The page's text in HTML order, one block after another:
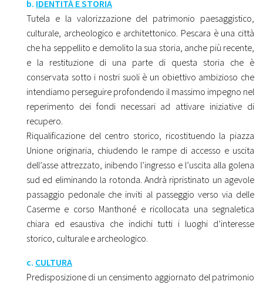
b. IDENTITÀ E STORIA
Tutela e la valorizzazione del patrimonio paesaggistico,
culturale, archeologico e architettonico. Pescara è una città
che ha seppellito e demolito la sua storia, anche più recente,
e la restituzione di una parte di questa storia che è
conservata sotto i nostri suoli è un obiettivo ambizioso che
intendiamo perseguire profondendo il massimo impegno nel
reperimento dei fondi necessari ad attivare iniziative di
recupero.
Riqualificazione del centro storico, ricostituendo la piazza
Unione originaria, chiudendo le rampe di accesso e uscita
dell’asse attrezzato, inibendo l’ingresso e l’uscita alla golena
sud ed eliminando la rotonda. Andrà ripristinato un agevole
passaggio pedonale che inviti al passeggio verso via delle
Caserme e corso Manthoné e ricollocata una segnaletica
chiara ed esaustiva che indichi tutti i luoghi d’interesse
storico, culturale e archeologico.
c. CULTURA
Predisposizione di un censimento aggiornato del patrimonio